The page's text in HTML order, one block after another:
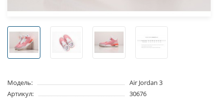
Модель:
Air Jordan 3
Артикул:
30676